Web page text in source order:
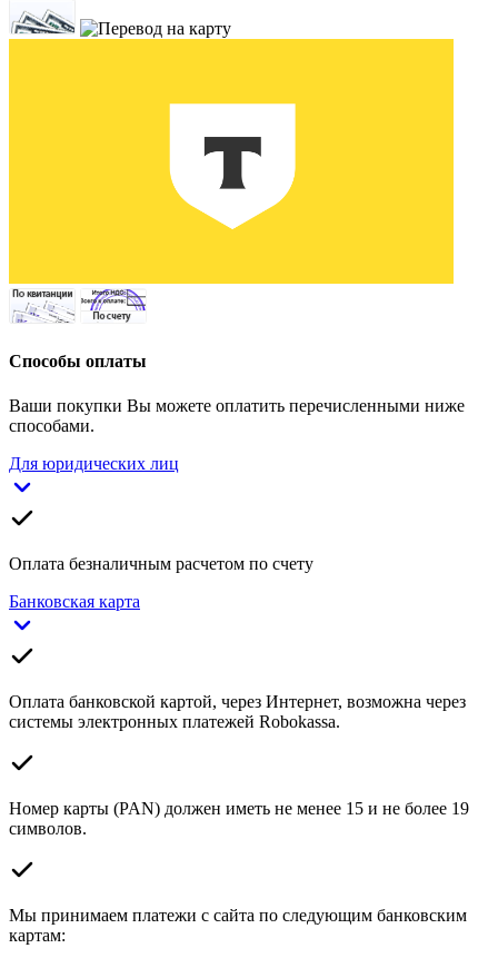
Способы оплаты
Ваши покупки Вы можете оплатить перечисленными ниже
способами.
Для юридических лиц
Оплата безналичным расчетом по счету
Банковская карта
Оплата банковской картой, через Интернет, возможна через
системы электронных платежей Robokassa.
Номер карты (PAN) должен иметь не менее 15 и не более 19
символов.
Мы принимаем платежи с сайта по следующим банковским
картам: